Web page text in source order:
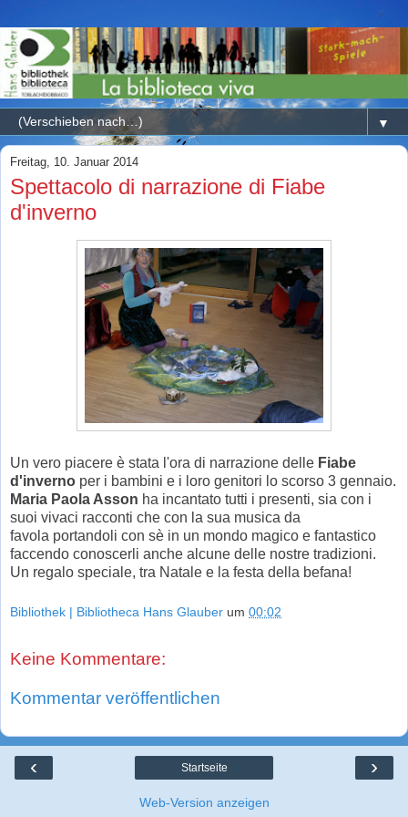
▼
Freitag, 10. Januar 2014
Spettacolo di narrazione di Fiabe
d'inverno
Un vero piacere è stata l'ora di narrazione delle Fiabe
d'inverno per i bambini e i loro genitori lo scorso 3 gennaio.
Maria Paola Asson ha incantato tutti i presenti, sia con i
suoi vivaci racconti che con la sua musica da
favola portandoli con sè in un mondo magico e fantastico
faccendo conoscerli anche alcune delle nostre tradizioni.
Un regalo speciale, tra Natale e la festa della befana!
Bibliothek | Bibliotheca Hans Glauber um 00:02
Keine Kommentare:
Kommentar veröffentlichen
‹ ›
Startseite
Web-Version anzeigen